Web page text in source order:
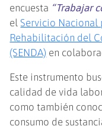
encuesta “Trabajar
el Servicio Nacional
Rehabilitación del
(SENDA) en
Este instrumento
calidad de vida
como también
consumo de